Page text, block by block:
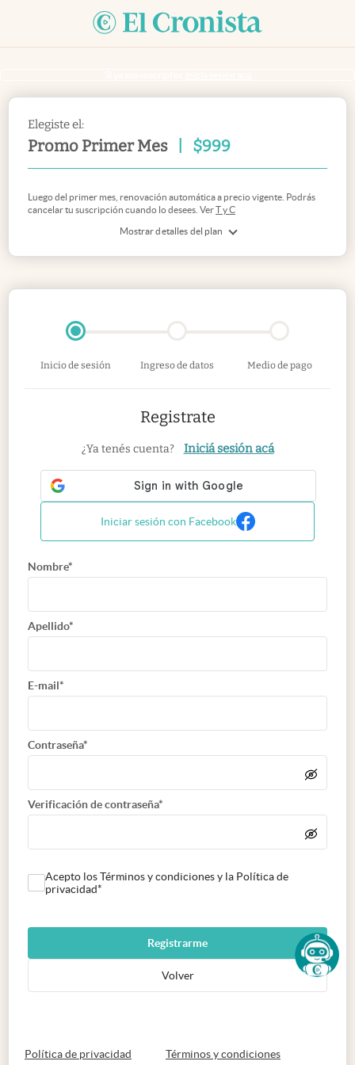
Elegiste el:
Promo Primer Mes $999
Mostrar detalles del plan
Luego del primer mes, renovación automática a precio vigente. Podrás
cancelar tu suscripción cuando lo desees. VerT y C
Inicio de sesión Ingreso de datos Medio de pago
Registrate
¿Ya tenés cuenta? Iniciá sesión acá
Iniciar sesión con Facebook
Nombre*
Apellido*
E-mail*
Contraseña*
Verificación de contraseña*
Acepto los Términos y condiciones y la Política de
privacidad*
Registrarme
Volver
Política de privacidad abre en nueva pestaña
Términos y condicionesabre en nueva